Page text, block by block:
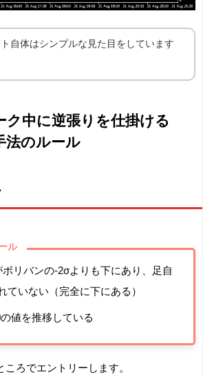
自体はシンプルな見た目をしています
ク中に逆張りを仕掛ける
法のルール
ル
ボリバンの-2σよりも下にあり、足自
ていない（完全に下にある）
値を推移している
ころでエントリーします。